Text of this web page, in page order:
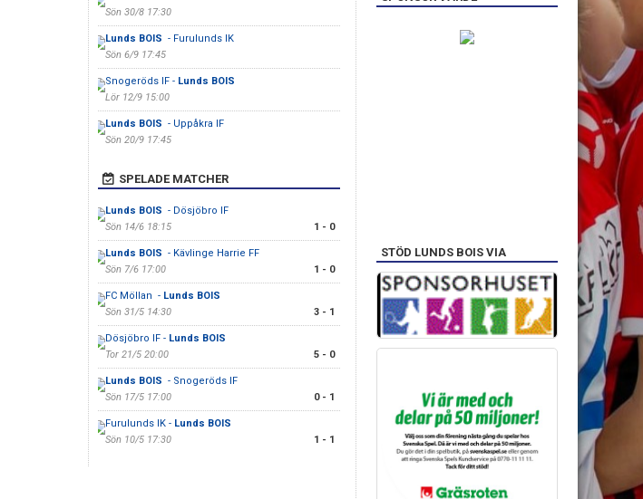
Sön 30/8 17:30
Lunds BOIS - Furulunds IK
Sön 6/9 17:45
Snogeröds IF - Lunds BOIS
Lör 12/9 15:00
Lunds BOIS - Uppåkra IF
Sön 20/9 17:45
SPELADE MATCHER
Lunds BOIS - Dösjöbro IF
Sön 14/6 18:15
1 - 0
Lunds BOIS - Kävlinge Harrie FF
Sön 7/6 17:00
1 - 0
FC Möllan - Lunds BOIS
Sön 31/5 14:30
3 - 1
Dösjöbro IF - Lunds BOIS
Tor 21/5 20:00
5 - 0
Lunds BOIS - Snogeröds IF
Sön 17/5 17:00
0 - 1
Furulunds IK - Lunds BOIS
Sön 10/5 17:30
1 - 1
STÖD LUNDS BOIS VIA